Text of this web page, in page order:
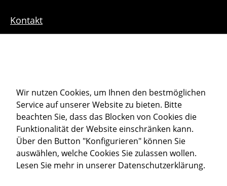
Kontakt
Downloads
Cookie-Einstellungen
Datenschutz
Impressum
Member of
Wir nutzen Cookies, um Ihnen den bestmöglichen
Service auf unserer Website zu bieten. Bitte
beachten Sie, dass das Blocken von Cookies die
Funktionalität der Website einschränken kann.
Über den Button "Konfigurieren" können Sie
auswählen, welche Cookies Sie zulassen wollen.
Lesen Sie mehr in unserer Datenschutzerklärung.